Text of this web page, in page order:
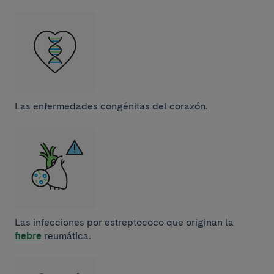
Las enfermedades congénitas del corazón.
Las infecciones por estreptococo que originan la
fiebre reumática.